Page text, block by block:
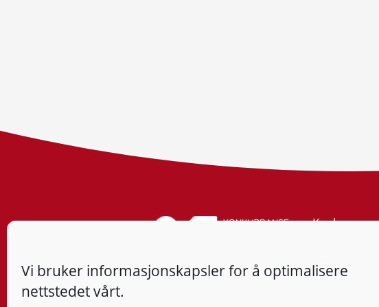
Vi bruker informasjonskapsler for å optimalisere
nettstedet vårt.
Postboks
Org.nr: 974